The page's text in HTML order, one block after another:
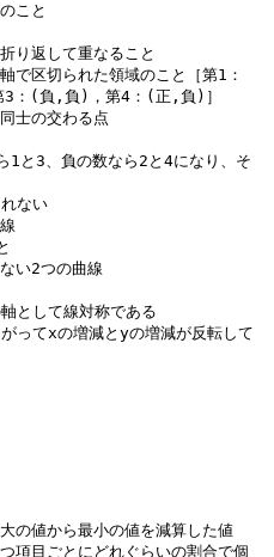
こと
り返して重なること
で区切られた領域のこと［第1：
：(負,負)，第4：(正,負)］
士の交わる点
1と3、負の数なら2と4になり、そ
ない
い2つの曲線
として線対称である
ってxの増減とyの増減が反転して
の値から最小の値を減算した値
項目ごとにどれぐらいの割合で個